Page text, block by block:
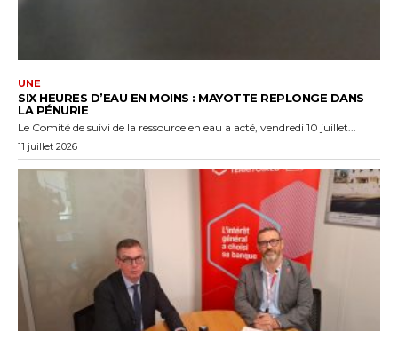
UNE
SIX HEURES D’EAU EN MOINS : MAYOTTE REPLONGE DANS
LA PÉNURIE
Le Comité de suivi de la ressource en eau a acté, vendredi 10 juillet...
11 juillet 2026